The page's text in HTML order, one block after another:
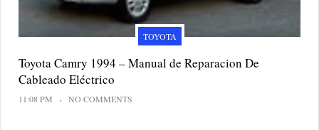
TOYOTA
Toyota Camry 1994 – Manual de Reparacion De
Cableado Eléctrico
11:08 PM NO COMMENTS